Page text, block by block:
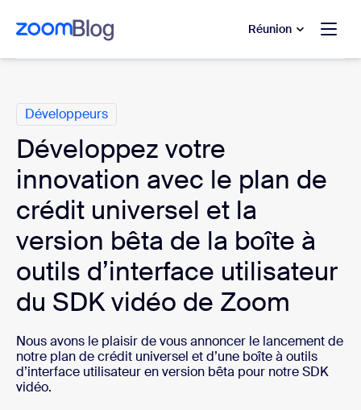
contenu principal
au chat d’aide
Réunion
Développeurs
Développez votre
innovation avec le plan de
crédit universel et la
version bêta de la boîte à
outils d’interface utilisateur
du SDK vidéo de Zoom
Nous avons le plaisir de vous annoncer le lancement de
notre plan de crédit universel et d’une boîte à outils
d’interface utilisateur en version bêta pour notre SDK
vidéo.